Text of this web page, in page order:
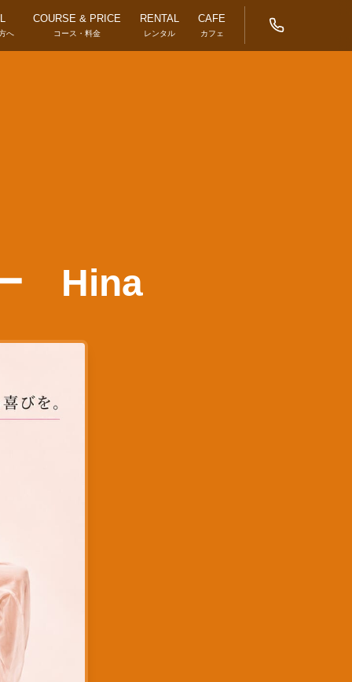
へ
COURSE & PRICE
コース・料金
RENTAL
レンタル
CAFE
カフェ
Hina